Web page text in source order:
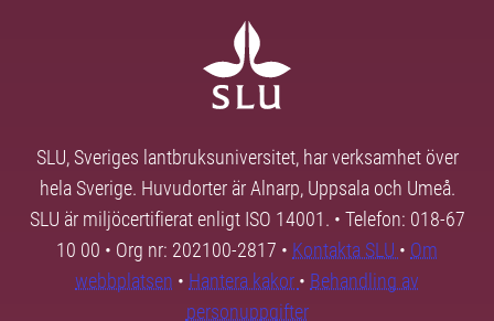
SLU, Sveriges lantbruksuniversitet, har verksamhet över
hela Sverige. Huvudorter är Alnarp, Uppsala och Umeå.
SLU är miljöcertifierat enligt ISO 14001. • Telefon: 018-67
10 00 • Org nr: 202100-2817 • Kontakta SLU • Om
webbplatsen • Hantera kakor • Behandling av
personuppgifter